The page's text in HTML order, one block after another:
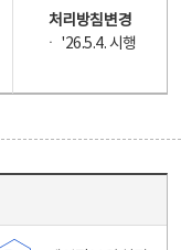
처리방침변경
ㆍ '26.5.4. 시행